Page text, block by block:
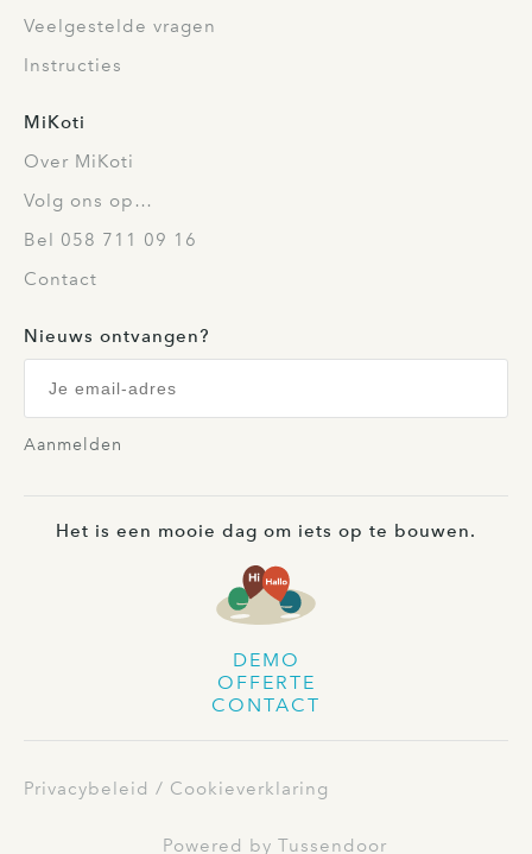
Veelgestelde vragen
Instructies
MiKoti
Over MiKoti
Volg ons op…
Bel 058 711 09 16
Contact
Nieuws ontvangen?
Aanmelden
Het is een mooie dag om iets op te bouwen.
DEMO
OFFERTE
CONTACT
Privacybeleid Cookieverklaring
Powered by Tussendoor